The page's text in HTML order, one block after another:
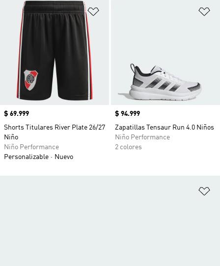
Precio
$ 69.999
Shorts Titulares River Plate 26/27
Niño
Niño Performance
Personalizable
Nuevo
Precio
$ 94.999
Zapatillas Tensaur Run 4.0 Niños
Niño Performance
2 colores